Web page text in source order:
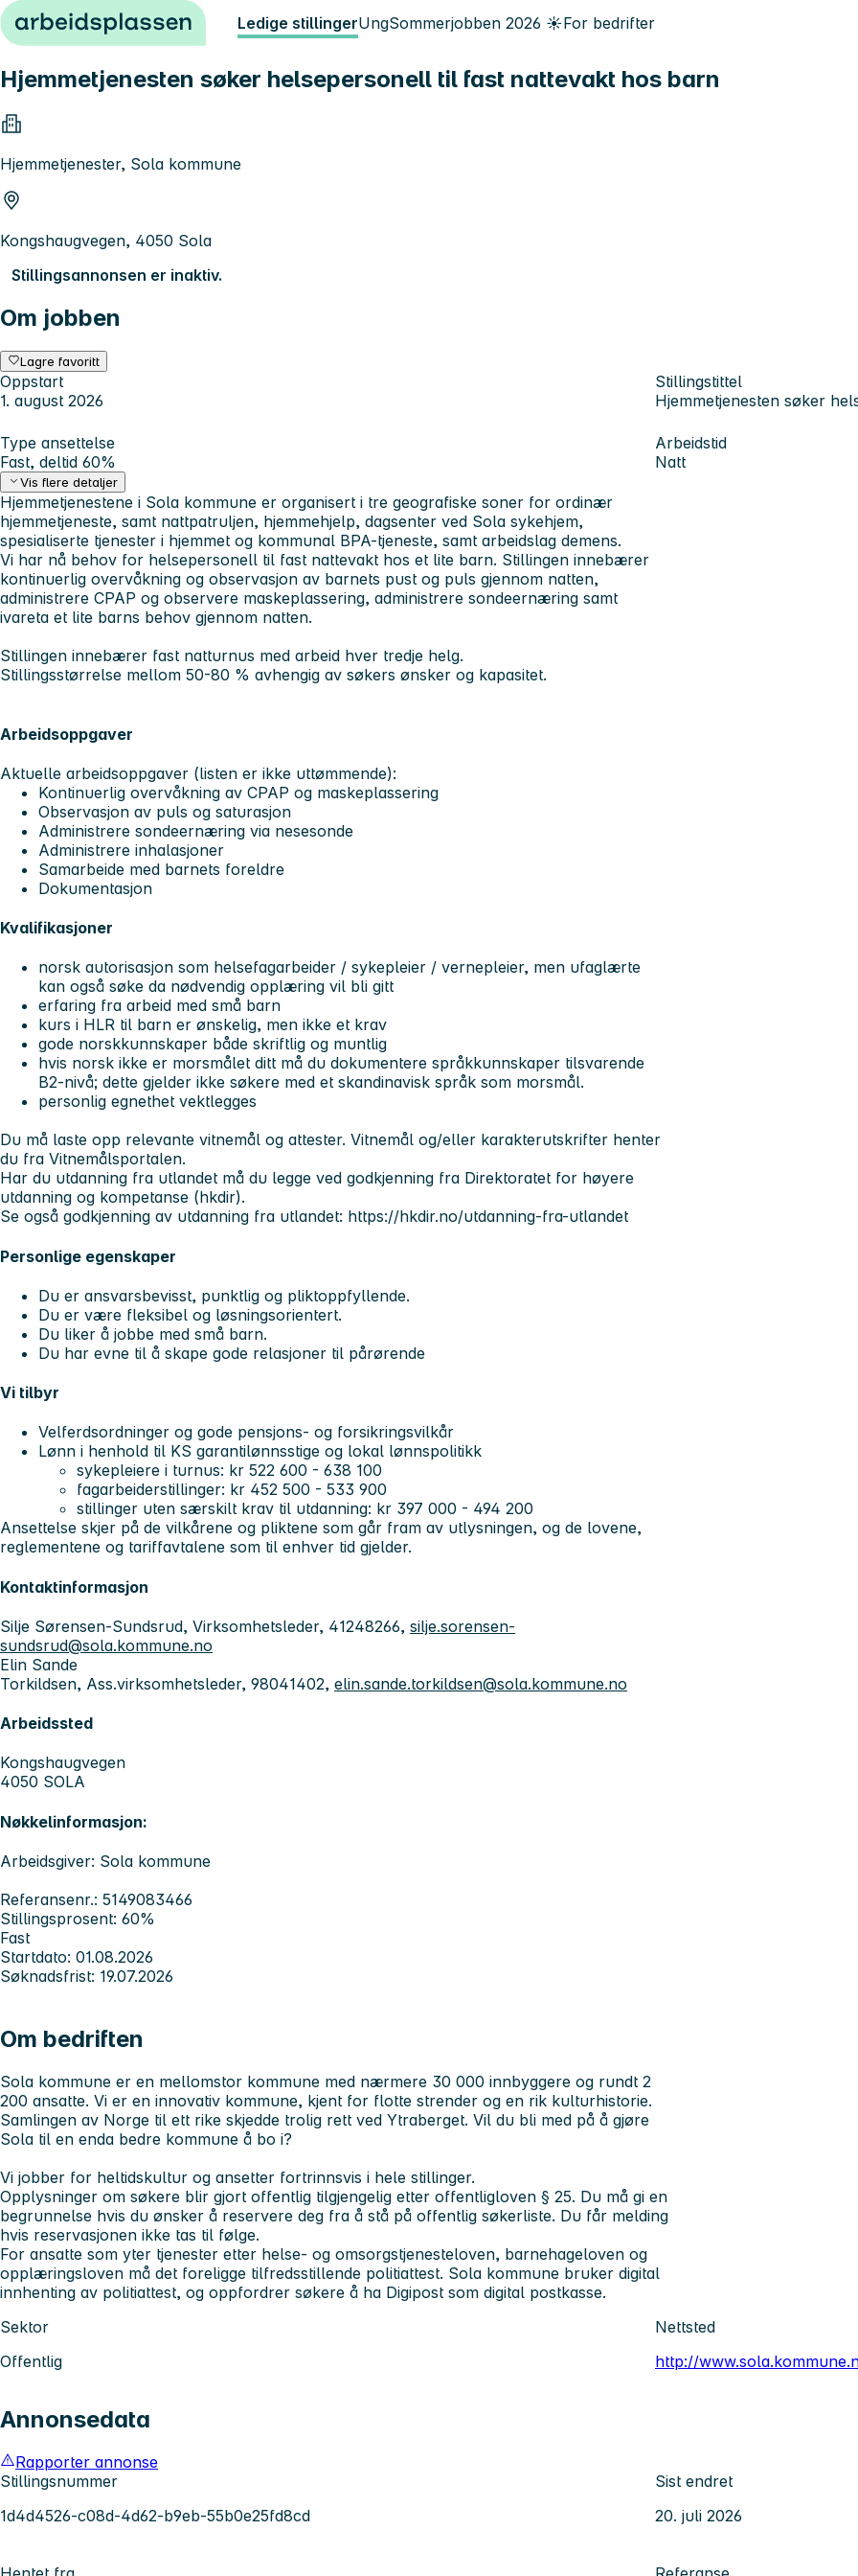
Hopp til innhold Ledige stillingerUngSommerjobben 2026 ☀️For bedrifter
Hjemmetjenesten søker helsepersonell til fast nattevakt hos barn
Hjemmetjenester, Sola kommune
Kongshaugvegen, 4050 Sola
Stillingsannonsen er inaktiv.
Om jobben
Lagre favoritt
Oppstart
1. august 2026
Stillingstittel
Hjemmetjenesten søker
Type ansettelse
Fast, deltid 60%
Arbeidstid
Natt
Vis flere detaljer
Hjemmetjenestene i Sola kommune er organisert i tre geografiske soner for ordinær
hjemmetjeneste, samt nattpatruljen, hjemmehjelp, dagsenter ved Sola sykehjem,
spesialiserte tjenester i hjemmet og kommunal BPA-tjeneste, samt arbeidslag demens.
Vi har nå behov for helsepersonell til fast nattevakt hos et lite barn. Stillingen innebærer
kontinuerlig overvåkning og observasjon av barnets pust og puls gjennom natten,
administrere CPAP og observere maskeplassering, administrere sondeernæring samt
ivareta et lite barns behov gjennom natten.
Stillingen innebærer fast natturnus med arbeid hver tredje helg.
Stillingsstørrelse mellom 50-80 % avhengig av søkers ønsker og kapasitet.
Arbeidsoppgaver
Aktuelle arbeidsoppgaver (listen er ikke uttømmende):
Kontinuerlig overvåkning av CPAP og maskeplassering
Observasjon av puls og saturasjon
Administrere sondeernæring via nesesonde
Administrere inhalasjoner
Samarbeide med barnets foreldre
Dokumentasjon
Kvalifikasjoner
norsk autorisasjon som helsefagarbeider / sykepleier / vernepleier, men ufaglærte
kan også søke da nødvendig opplæring vil bli gitt
erfaring fra arbeid med små barn
kurs i HLR til barn er ønskelig, men ikke et krav
gode norskkunnskaper både skriftlig og muntlig
hvis norsk ikke er morsmålet ditt må du dokumentere språkkunnskaper tilsvarende
B2-nivå; dette gjelder ikke søkere med et skandinavisk språk som morsmål.
personlig egnethet vektlegges
Du må laste opp relevante vitnemål og attester. Vitnemål og/eller karakterutskrifter henter
du fra Vitnemålsportalen.
Har du utdanning fra utlandet må du legge ved godkjenning fra Direktoratet for høyere
utdanning og kompetanse (hkdir).
Se også godkjenning av utdanning fra utlandet: https://hkdir.no/utdanning-fra-utlandet
Personlige egenskaper
Du er ansvarsbevisst, punktlig og pliktoppfyllende.
Du er være fleksibel og løsningsorientert.
Du liker å jobbe med små barn.
Du har evne til å skape gode relasjoner til pårørende
Vi tilbyr
Velferdsordninger og gode pensjons- og forsikringsvilkår
Lønn i henhold til KS garantilønnsstige og lokal lønnspolitikk
sykepleiere i turnus: kr 522 600 - 638 100
fagarbeiderstillinger: kr 452 500 - 533 900
stillinger uten særskilt krav til utdanning: kr 397 000 - 494 200
Ansettelse skjer på de vilkårene og pliktene som går fram av utlysningen, og de lovene,
reglementene og tariffavtalene som til enhver tid gjelder.
Kontaktinformasjon
Silje Sørensen-Sundsrud, Virksomhetsleder, 41248266, silje.sorensen-
sundsrud@sola.kommune.no
Elin Sande
Torkildsen, Ass.virksomhetsleder, 98041402, elin.sande.torkildsen@sola.kommune.no
Arbeidssted
Kongshaugvegen
4050 SOLA
Nøkkelinformasjon:
Arbeidsgiver: Sola kommune
Referansenr.: 5149083466
Stillingsprosent: 60%
Fast
Startdato: 01.08.2026
Søknadsfrist: 19.07.2026
Om bedriften
Sola kommune er en mellomstor kommune med nærmere 30 000 innbyggere og rundt 2
200 ansatte. Vi er en innovativ kommune, kjent for flotte strender og en rik kulturhistorie.
Samlingen av Norge til ett rike skjedde trolig rett ved Ytraberget. Vil du bli med på å gjøre
Sola til en enda bedre kommune å bo i?
Vi jobber for heltidskultur og ansetter fortrinnsvis i hele stillinger.
Opplysninger om søkere blir gjort offentlig tilgjengelig etter offentligloven § 25. Du må gi en
begrunnelse hvis du ønsker å reservere deg fra å stå på offentlig søkerliste. Du får melding
hvis reservasjonen ikke tas til følge.
For ansatte som yter tjenester etter helse- og omsorgstjenesteloven, barnehageloven og
opplæringsloven må det foreligge tilfredsstillende politiattest. Sola kommune bruker digital
innhenting av politiattest, og oppfordrer søkere å ha Digipost som digital postkasse.
Sektor
Offentlig
Nettsted
http://
Annonsedata
Rapporter annonse
Stillingsnummer
1d4d4526-c08d-4d62-b9eb-55b0e25fd8cd
Sist endret
20. juli 2026